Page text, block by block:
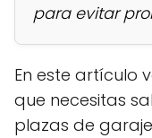
para evitar
En este artículo
que necesitas
plazas de